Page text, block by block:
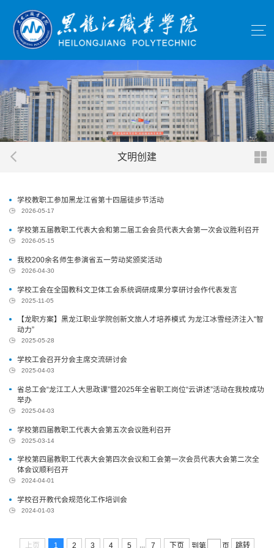
文明创建
学校教职工参加黑龙江省第十四届徒步节活动
2026-05-17
学校第五届教职工代表大会和第二届工会会员代表大会第一次会议胜利召开
2026-05-15
我校200余名师生参演省五一劳动奖颁奖活动
2026-04-30
学校工会在全国教科文卫体工会系统调研成果分享研讨会作代表发言
2025-11-05
【龙职方案】黑龙江职业学院创新文旅人才培养模式 为龙江冰雪经济注入“智
动力”
2025-05-28
学校工会召开分会主席交流研讨会
2025-04-03
省总工会“龙江工人大思政课”暨2025年全省职工岗位“云讲述”活动在我校成功
举办
2025-04-03
学校第四届教职工代表大会第五次会议胜利召开
2025-03-14
学校第四届教职工代表大会第四次会议和工会第一次会员代表大会第二次全
体会议顺利召开
2024-04-01
学校召开教代会规范化工作培训会
2024-01-03
上页 1 2 3 4 5 ... 7 下页 到第 页 跳转